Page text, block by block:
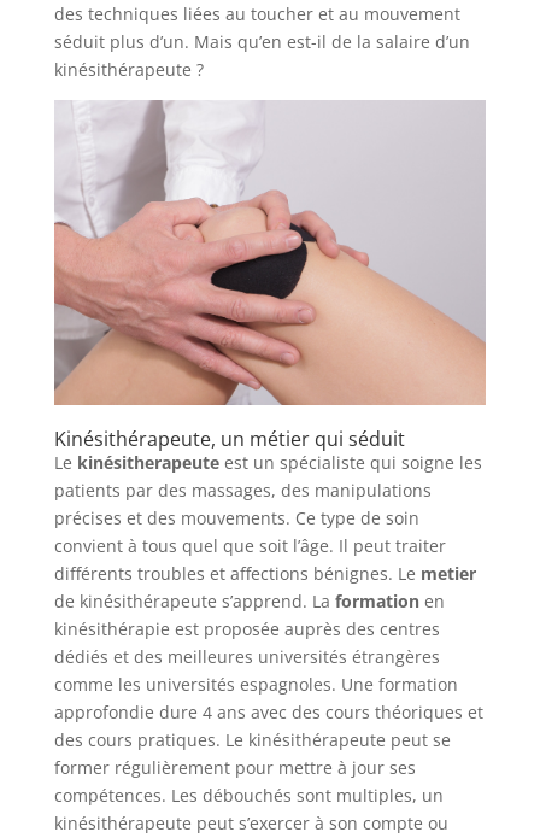
des techniques liées au toucher et au mouvement
séduit plus d’un. Mais qu’en est-il de la salaire d’un
kinésithérapeute ?
Kinésithérapeute, un métier qui séduit
Le kinésitherapeuteest un spécialiste qui soigne les
patients par des massages, des manipulations
précises et des mouvements. Ce type de soin
convient à tous quel que soit l’âge. Il peut traiter
différents troubles et affections bénignes. Le metier
de kinésithérapeute s’apprend. La formationen
kinésithérapie est proposée auprès des centres
dédiés et des meilleures universités étrangères
comme les universités espagnoles. Une formation
approfondie dure 4 ans avec des cours théoriques et
des cours pratiques. Le kinésithérapeute peut se
former régulièrement pour mettre à jour ses
compétences. Les débouchés sont multiples, un
kinésithérapeute peut s’exercer à son compte ou